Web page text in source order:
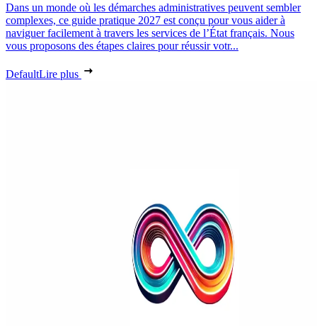
Dans un monde où les démarches administratives peuvent sembler
complexes, ce guide pratique 2027 est conçu pour vous aider à
naviguer facilement à travers les services de l’État français. Nous
vous proposons des étapes claires pour réussir votr...
DefaultLire plus